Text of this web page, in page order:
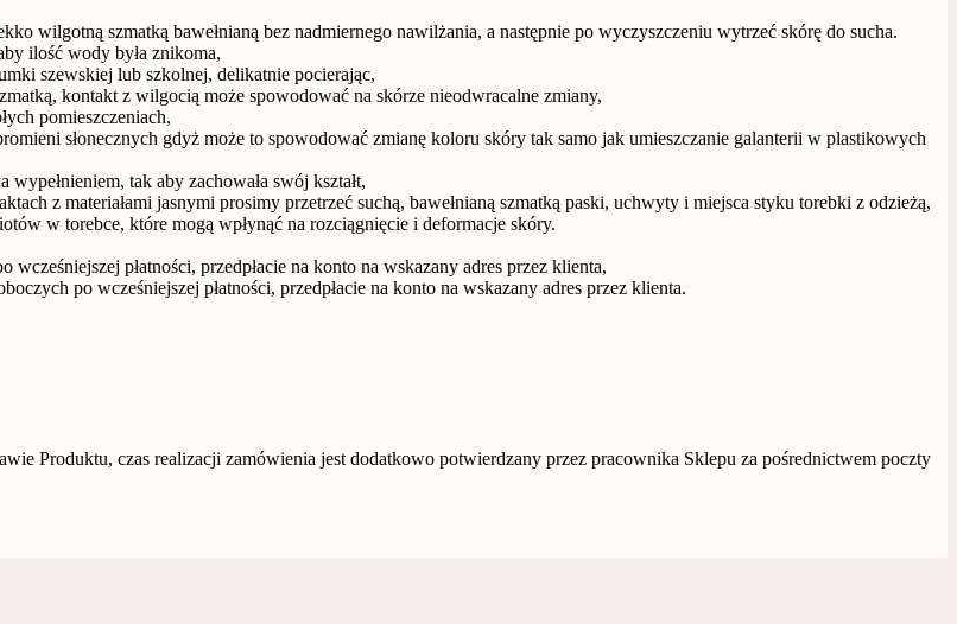
wilgotną szmatką bawełnianą bez nadmiernego nawilżania, a następnie po wyczyszczeniu wytrzeć skórę do sucha.
ilość wody była znikoma,
szewskiej lub szkolnej, delikatnie pocierając,
kontakt z wilgocią może spowodować na skórze nieodwracalne zmiany,
pomieszczeniach,
słonecznych gdyż może to spowodować zmianę koloru skóry tak samo jak umieszczanie galanterii w plastikowych
tak aby zachowała swój kształt,
z materiałami jasnymi prosimy przetrzeć suchą, bawełnianą szmatką paski, uchwyty i miejsca styku torebki z odzieżą,
w torebce, które mogą wpłynąć na rozciągnięcie i deformacje skóry.
płatności, przedpłacie na konto na wskazany adres przez klienta,
po wcześniejszej płatności, przedpłacie na konto na wskazany adres przez klienta.
Produktu, czas realizacji zamówienia jest dodatkowo potwierdzany przez pracownika Sklepu za pośrednictwem poczty